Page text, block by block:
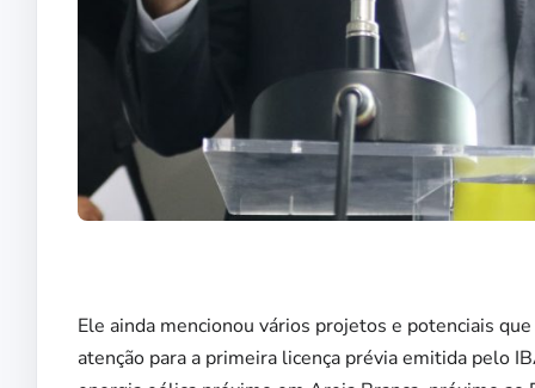
Ele ainda mencionou vários projetos e potenciais
atenção para a primeira licença prévia emitida pelo